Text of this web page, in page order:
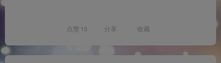
点赞 15 分享 收藏